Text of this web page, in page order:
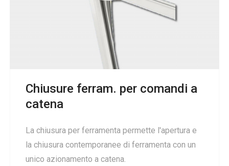
Chiusure ferram. per comandi a
catena
La chiusura per ferramenta permette l'apertura e
la chiusura contemporanee di ferramenta con un
unico azionamento a catena.